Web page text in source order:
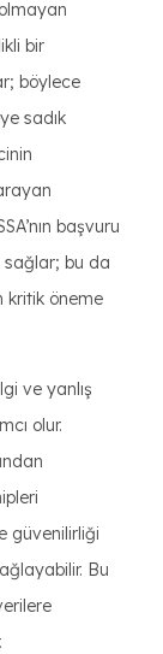
bir
böylece
sadık
başvuru
sağlar; bu da
kritik öneme
ve yanlış
olur.
güvenilirliği
Bu